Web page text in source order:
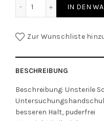
IN DEN
Zur Wunschliste
BESCHREIBUNG
Beschreibung: Unsterile
besseren Halt, puderfrei